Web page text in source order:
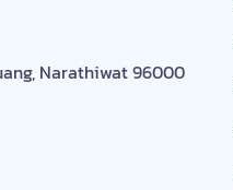
Narathiwat 96000